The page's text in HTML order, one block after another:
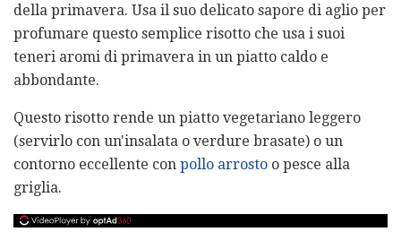
della primavera. Usa il suo delicato sapore di aglio per
profumare questo semplice risotto che usa i suoi
teneri aromi di primavera in un piatto caldo e
abbondante.
Questo risotto rende un piatto vegetariano leggero
(servirlo con un'insalata o verdure brasate) o un
contorno eccellente con pollo arrosto o pesce alla
griglia.